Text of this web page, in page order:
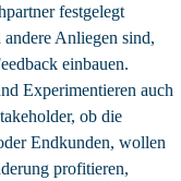
festgelegt
Anliegen sind,
einbauen.
Experimentieren auch
ob die
Endkunden, wollen
profitieren,